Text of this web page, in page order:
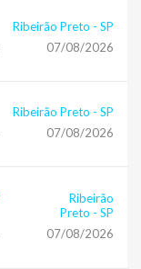
Ribeirão Preto - SP
07/08/2026
Ribeirão Preto - SP
07/08/2026
Ribeirão
Preto - SP
07/08/2026